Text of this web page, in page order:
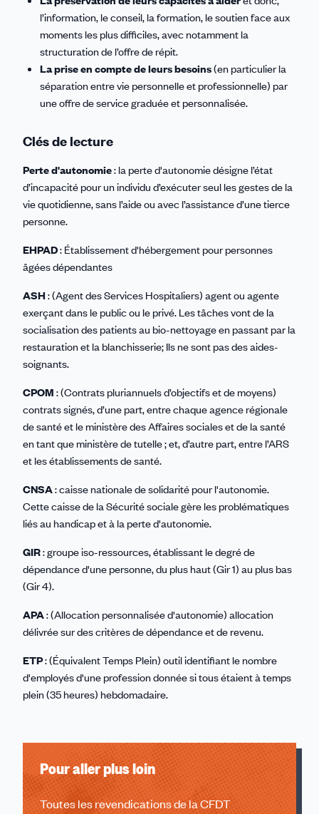
l’information, le conseil, la formation, le soutien face aux
moments les plus difficiles, avec notamment la
structuration de l’offre de répit.
La prise en compte de leurs besoins(en particulier la
séparation entre vie personnelle et professionnelle) par
une offre de service graduée et personnalisée.
Clés de lecture
Perte d'autonomie: la perte d'autonomie désigne l’état
d’incapacité pour un individu d’exécuter seul les gestes de la
vie quotidienne, sans l’aide ou avec l’assistance d’une tierce
personne.
EHPAD: Établissement d'hébergement pour personnes
âgées dépendantes
ASH : (Agent des Services Hospitaliers) agent ou agente
exerçant dans le public ou le privé. Les tâches vont de la
socialisation des patients au bio-nettoyage en passant par la
restauration et la blanchisserie; Ils ne sont pas des aides-
soignants.
CPOM : (Contrats pluriannuels d’objectifs et de moyens)
contrats signés, d’une part, entre chaque agence régionale
de santé et le ministère des Affaires sociales et de la santé
en tant que ministère de tutelle ; et, d’autre part, entre l’ARS
et les établissements de santé.
CNSA: caisse nationale de solidarité pour l'autonomie.
Cette caisse de la Sécurité sociale gère les problématiques
liés au handicap et à la perte d'autonomie.
GIR: groupe iso-ressources, établissant le degré de
dépendance d'une personne, du plus haut (Gir 1) au plus bas
(Gir 4).
APA: (Allocation personnalisée d'autonomie) allocation
délivrée sur des critères de dépendance et de revenu.
ETP: (Équivalent Temps Plein) outil identifiant le nombre
d'employés d'une profession donnée si tous étaient à temps
plein (35 heures) hebdomadaire.
Pour aller plus loin
Toutes les revendications de la CFDT